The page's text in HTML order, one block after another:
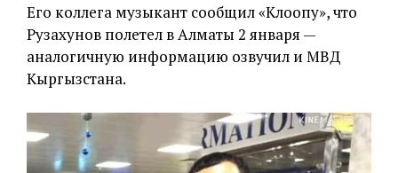
Его коллега музыкант сообщил «Клоопу», что
Рузахунов полетел в Алматы 2 января —
аналогичную информацию озвучил и МВД
Кыргызстана.